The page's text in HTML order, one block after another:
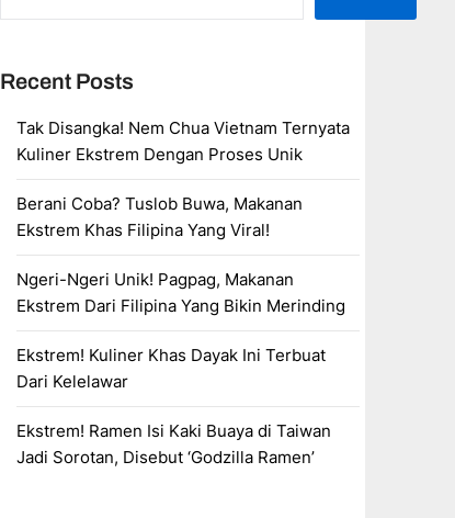
Recent Posts
Tak Disangka! Nem Chua Vietnam Ternyata
Kuliner Ekstrem Dengan Proses Unik
Berani Coba? Tuslob Buwa, Makanan
Ekstrem Khas Filipina Yang Viral!
Ngeri-Ngeri Unik! Pagpag, Makanan
Ekstrem Dari Filipina Yang Bikin Merinding
Ekstrem! Kuliner Khas Dayak Ini Terbuat
Dari Kelelawar
Ekstrem! Ramen Isi Kaki Buaya di Taiwan
Jadi Sorotan, Disebut ‘Godzilla Ramen’